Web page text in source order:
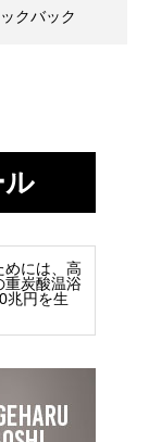
クバック
めには、高
重炭酸温浴
兆円を生